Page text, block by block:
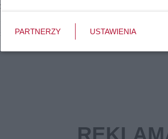
klasyczne paliwa nadal wypadają
— część osób również twierdziła,
pellet.
PARTNERZY USTAWIENIA